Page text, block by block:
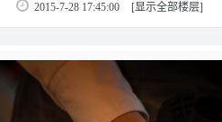
2015-7-28 17:45:00 [显示全部楼层]